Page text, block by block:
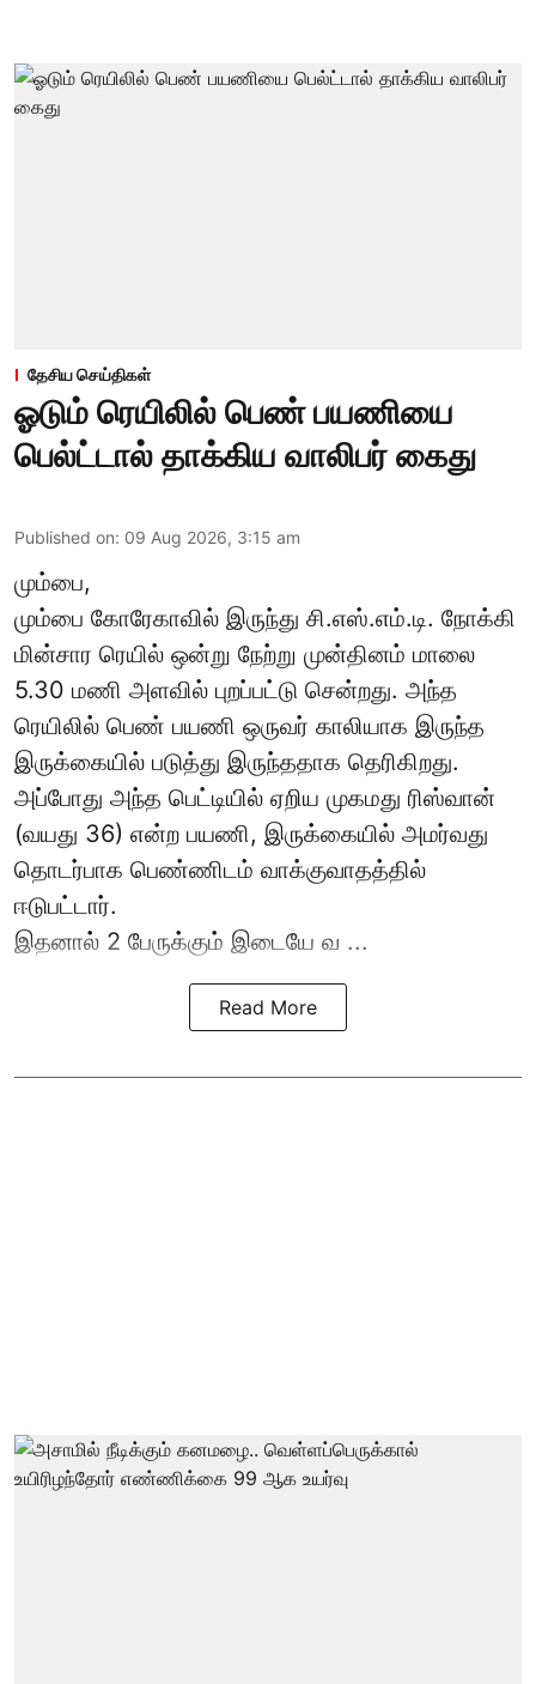
தேசிய செய்திகள்
ஓடும் ரெயிலில் பெண் பயணியை
பெல்ட்டால் தாக்கிய வாலிபர் கைது
Published on: 09 Aug 2026, 3:15 am
மும்பை,
மும்பை கோரேகாவில் இருந்து சி.எஸ்.எம்.டி. நோக்கி
மின்சார ரெயில் ஒன்று நேற்று முன்தினம் மாலை
5.30 மணி அளவில் புறப்பட்டு சென்றது. அந்த
ரெயிலில் பெண் பயணி ஒருவர் காலியாக இருந்த
இருக்கையில் படுத்து இருந்ததாக தெரிகிறது.
அப்போது அந்த பெட்டியில் ஏறிய முகமது ரிஸ்வான்
(வயது 36) என்ற பயணி, இருக்கையில் அமர்வது
தொடர்பாக பெண்ணிடம் வாக்குவாதத்தில்
ஈடுபட்டார்.
இதனால் 2 பேருக்கும் இடையே வ ...
Read More